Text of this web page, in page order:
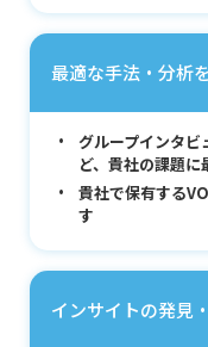
最適な手法・分析
グループインタ
ど、貴社の課題
貴社で保有する
す
インサイトの発見